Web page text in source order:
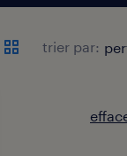
trier par: